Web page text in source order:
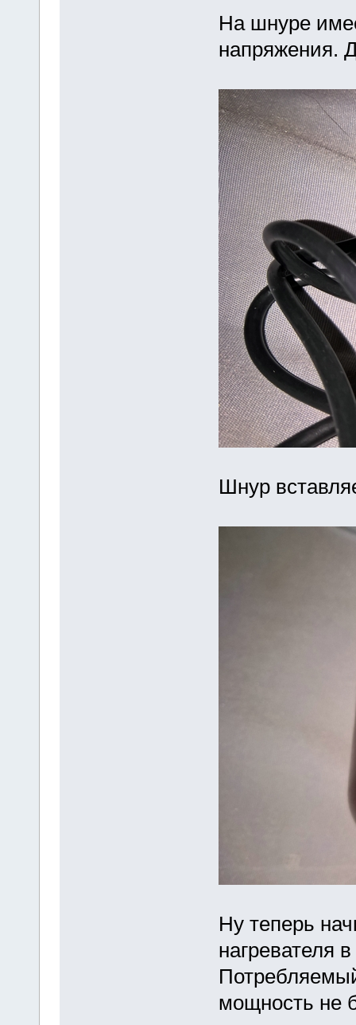
На шнуре
напряжения.
Шнур
Ну теперь
нагревателя
мощность не